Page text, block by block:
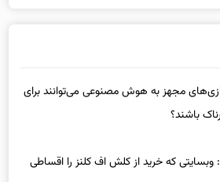
مجهز به هوش مصنوعی می‌توانند برای
باشند؟
که خرید از کلش اف کلنز را اقساطی